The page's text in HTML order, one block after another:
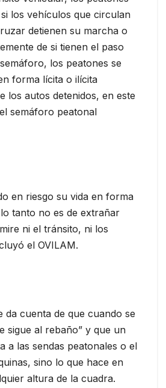
los vehículos que circulan
detienen su marcha o
de si tienen el paso
los peatones se
forma lícita o ilícita
los autos detenidos, en este
semáforo peatonal
en riesgo su vida en forma
tanto no es de extrañar
ni el tránsito, ni los
el OVILAM.
da cuenta de que cuando se
sigue al rebaño” y que un
a las sendas peatonales o el
sino lo que hace en
altura de la cuadra.